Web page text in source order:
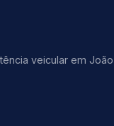
veicular em João